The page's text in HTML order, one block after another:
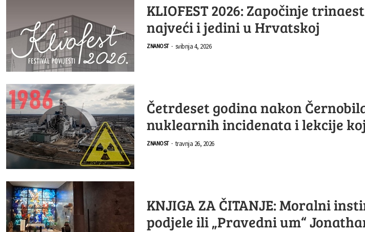
KLIOFEST 2026: Započinje
najveći i jedini u Hrvatskoj
ZNANOST - svibnja 4, 2026
Četrdeset godina nakon
nuklearnih incidenata i lekcije
ZNANOST - travnja 26, 2026
KNJIGA ZA ČITANJE: Moralni
podjele ili „Pravedni um“